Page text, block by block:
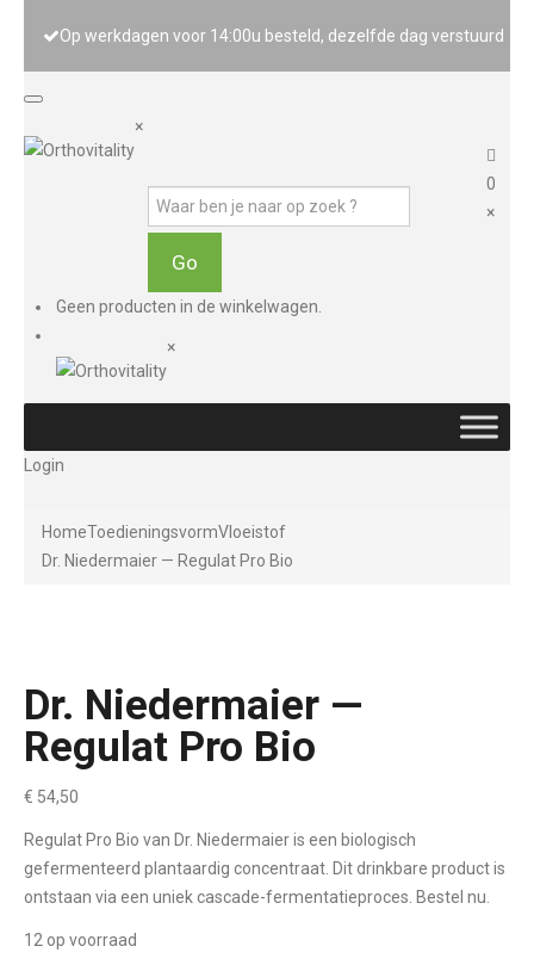
Op werkdagen voor 14:00u besteld, dezelfde dag verstuurd
×
0
×
Geen producten in de winkelwagen.
×
Login
HomeToedieningsvormVloeistof
Dr. Niedermaier — Regulat Pro Bio
Dr. Niedermaier —
Regulat Pro Bio
€ 54,50
Regulat Pro Bio van Dr. Niedermaier is een biologisch
gefermenteerd plantaardig concentraat. Dit drinkbare product is
ontstaan via een uniek cascade-fermentatieproces. Bestel nu.
12 op voorraad